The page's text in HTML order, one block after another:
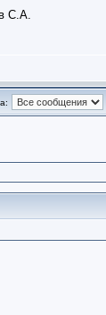
С.А.